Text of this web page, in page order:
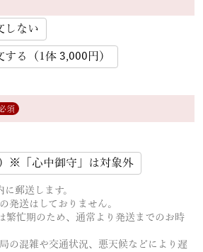
しない
る（1体 3,000円）
須
※「心中御守」は対象外
郵送します。
発送はしておりません。
忙期のため、通常より発送までのお時
の混雑や交通状況、悪天候などにより遅